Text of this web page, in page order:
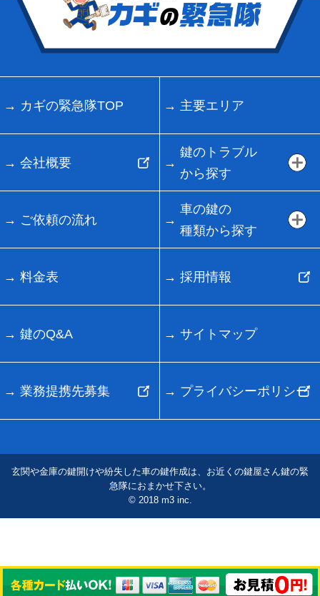
カギの緊急隊TOP 主要エリア
会社概要
鍵のトラブル
から探す
ご依頼の流れ
車の鍵の
種類から探す
料金表 採用情報
鍵のQ&A サイトマップ
業務提携先募集 プライバシーポリシー
玄関や金庫の鍵開けや紛失した車の鍵作成は、お近くの鍵屋さん鍵の緊
急隊におまかせ下さい。
© 2018 m3 inc.